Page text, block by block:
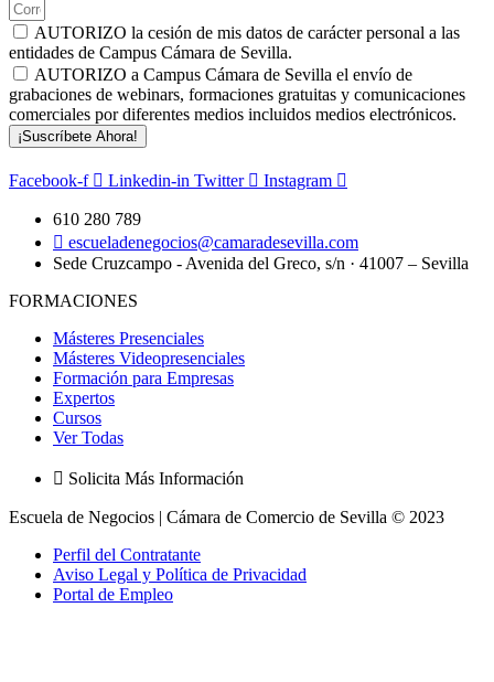
AUTORIZO la cesión de mis datos de carácter personal a las
entidades de Campus Cámara de Sevilla.
AUTORIZO a Campus Cámara de Sevilla el envío de
grabaciones de webinars, formaciones gratuitas y comunicaciones
comerciales por diferentes medios incluidos medios electrónicos.
¡Suscríbete Ahora!
Facebook-f Linkedin-in Twitter Instagram
610 280 789
escueladenegocios@camaradesevilla.com
Sede Cruzcampo - Avenida del Greco, s/n · 41007 – Sevilla
FORMACIONES
Másteres Presenciales
Másteres Videopresenciales
Formación para Empresas
Expertos
Cursos
Ver Todas
Solicita Más Información
Escuela de Negocios | Cámara de Comercio de Sevilla © 2023
Perfil del Contratante
Aviso Legal y Política de Privacidad
Portal de Empleo